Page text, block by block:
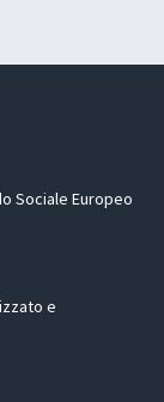
Sociale Europeo
e